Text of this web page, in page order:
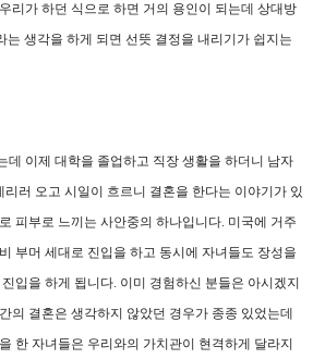
리가 하던 식으로 하면 거의 용인이 되는데 상대방
는 생각을 하게 되면 선뜻 결정을 내리기가 쉽지는
데 이제 대학을 졸업하고 직장 생활을 하더니 남자
리러 오고 시일이 흐르니 결혼을 한다는 이야기가 있
피부로 느끼는 사안중의 하나입니다. 미국에 거주
부머 세대로 진입을 하고 동시에 자녀들도 장성을
입을 하게 됩니다. 이미 경험하신 분들은 아시겠지
의 결혼은 생각하지 않았던 경우가 종종 있었는데
한 자녀들은 우리와의 가치관이 현격하게 달라지